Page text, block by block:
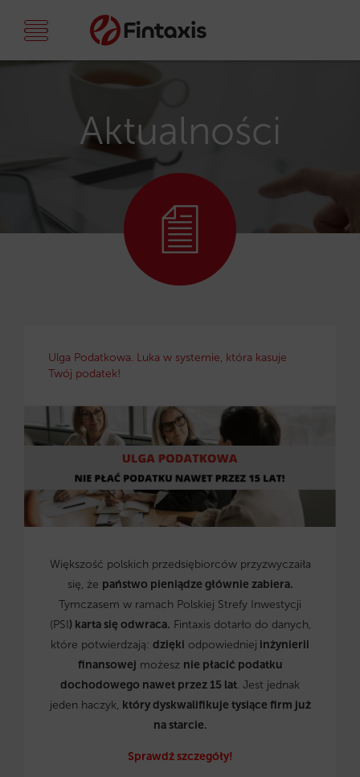
Aktualności
Ulga Podatkowa. Luka w systemie, która kasuje
Twój podatek!
Większość polskich przedsiębiorców przyzwyczaiła
się, że państwo pieniądze głównie zabiera.
Tymczasem w ramach Polskiej Strefy Inwestycji
(PSI) karta się odwraca. Fintaxis dotarło do danych,
które potwierdzają: dzięki odpowiedniej inżynierii
finansowej możesz nie płacić podatku
dochodowego nawet przez 15 lat. Jest jednak
jeden haczyk, który dyskwalifikuje tysiące firm już
na starcie.
Sprawdź szczegóły!